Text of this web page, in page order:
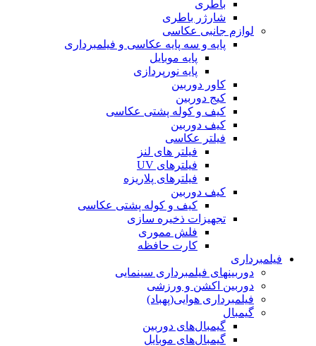
باطری
شارژر باطری
لوازم جانبی عکاسی
پایه و سه پایه عکاسی و فیلمبرداری
پایه موبایل
پایه نورپردازی
کاور دوربین
کیج دوربین
کیف و کوله پشتی عکاسی
کیف دوربین
فیلتر عکاسی
فیلتر های لنز
فیلترهای UV
فیلترهای پلاریزه
کیف دوربین
کیف و کوله پشتی عکاسی
تجهیزات ذخیره سازی
فلش مموری
کارت حافظه
فیلمبرداری
دوربینهای فیلمبرداری سینمایی
دوربین اکشن و ورزشی
فیلمبرداری هوایی(پهباد)
گیمبال
گیمبال‌های دوربین
گیمبال‌های موبایل